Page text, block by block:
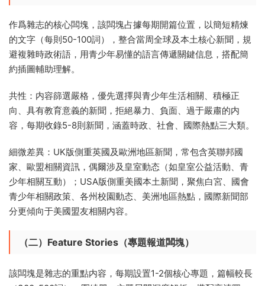
作爲雜志的核心闆塊，該闆塊占據每期開篇位置，以簡短精煉
的文字（每則50-100詞），整合當周全球及本土核心新聞，規
避複雜時政術語，用青少年易懂的語言傳遞關鍵信息，搭配簡
約插圖輔助理解。
共性：内容篩選嚴格，優先選擇與青少年生活相關、積極正
向、具有教育意義的新聞，拒絕暴力、負面、過于嚴肅的内
容，每期收錄5-8則新聞，涵蓋時政、社會、國際熱點三大類。
細微差異：UK版側重英國及歐洲地區新聞，常包含英聯邦國
家、歐盟相關資訊，偶爾涉及皇室動态（如皇室公益活動、青
少年相關互動）；USA版側重美國本土新聞，聚焦白宮、國會
青少年相關政策、各州校園動态、美洲地區熱點，國際新聞部
分更傾向于美國盟友相關内容。
（二）Feature Stories（專題報道闆塊）
該闆塊是雜志的重點内容，每期設置1-2個核心專題，篇幅較長